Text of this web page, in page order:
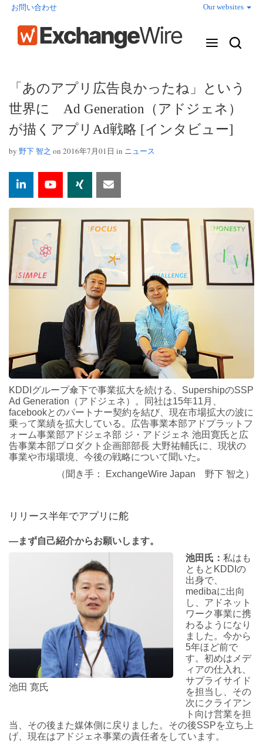
お問い合わせ Our websites
「あのアプリ広告良かったね」という
世界に Ad Generation（アドジェネ）
が描くアプリAd戦略 [インタビュー]
by 野下 智之 on 2016年7月01日 in ニュース
KDDIグループ傘下で事業拡大を続ける、SupershipのSSP
Ad Generation（アドジェネ）。同社は15年11月、
facebookとのパートナー契約を結び、現在市場拡大の波に
乗って業績を拡大している。広告事業本部アドプラットフ
ォーム事業部アドジェネ部 ジ・アドジェネ 池田寛氏と広
告事業本部プロダクト企画部部長 大野祐輔氏に、現状の
事業や市場環境、今後の戦略について聞いた｡
（聞き手： ExchangeWire Japan 野下 智之）
リリース半年でアプリに舵
―まず自己紹介からお願いします。
池田 寛氏
池田氏：私はも
ともとKDDIの
出身で、
medibaに出向
し、アドネット
ワーク事業に携
わるようになり
ました。今から
5年ほど前で
す。初めはメデ
ィアの仕入れ、
サプライサイド
を担当し、その
次にクライアン
ト向け営業を担
当、その後また媒体側に戻りました。その後SSPを立ち上
げ、現在はアドジェネ事業の責任者をしています。